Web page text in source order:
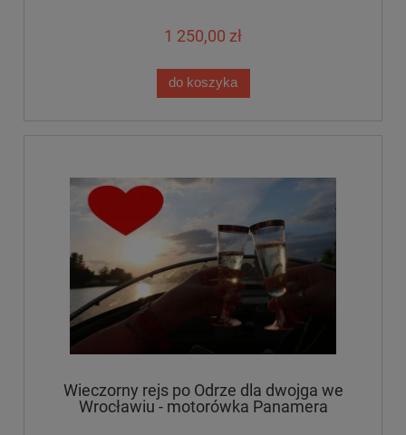
1 250,00 zł
do koszyka
Wieczorny rejs po Odrze dla dwojga we
Wrocławiu - motorówka Panamera